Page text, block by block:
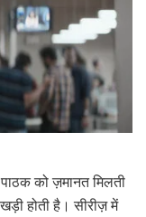
को ज़मानत मिलती
होती है। सीरीज़ में